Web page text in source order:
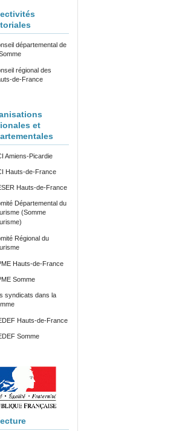
départemental de
régional des
de-France
et
Amiens-Picardie
Hauts-de-France
Hauts-de-France
Départemental du
(Somme
Régional du
Hauts-de-France
Somme
syndicats dans la
Hauts-de-France
Somme